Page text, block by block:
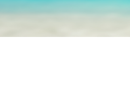
Association